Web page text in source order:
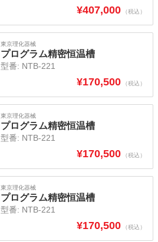
¥407,000 （税込）
東京理化器械
プログラム精密恒温槽
型番: NTB-221
¥170,500 （税込）
東京理化器械
プログラム精密恒温槽
型番: NTB-221
¥170,500 （税込）
東京理化器械
プログラム精密恒温槽
型番: NTB-221
¥170,500 （税込）